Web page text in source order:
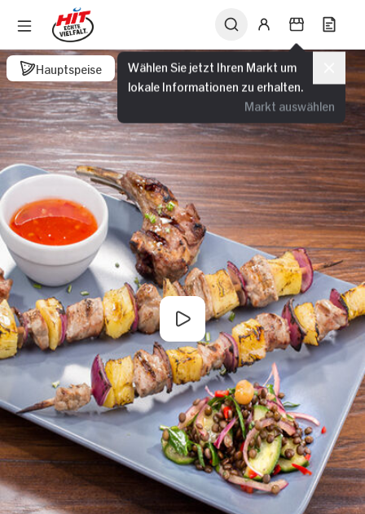
Wählen Sie jetzt Ihren Markt um
lokale Informationen zu erhalten.
Markt auswählen
Hauptspeise